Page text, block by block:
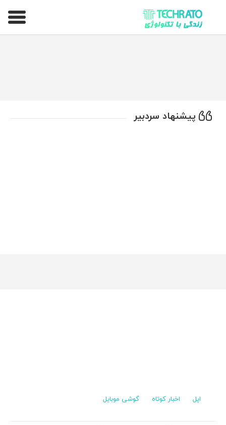
تکراتو – زندگی با تکنولوژی
پیشنهاد سردبیر
اپل اخبار کوتاه گوشی موبایل